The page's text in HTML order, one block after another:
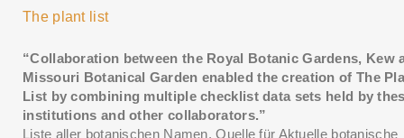
The plant list
“Collaboration between the Royal Botanic Gardens, Kew
Missouri Botanical Garden enabled the creation of The
List by combining multiple checklist data sets held by
institutions and other collaborators.”
Liste aller botanischen Namen. Quelle für Aktuelle botanische